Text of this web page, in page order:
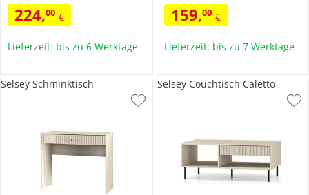
224,00 €
Lieferzeit: bis zu 6 Werktage
159,00 €
Lieferzeit: bis zu 7 Werktage
Selsey Schminktisch Selsey Couchtisch Caletto